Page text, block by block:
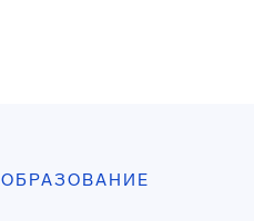
ОБРАЗОВАНИЕ